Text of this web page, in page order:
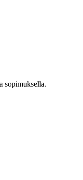
sopimuksella.